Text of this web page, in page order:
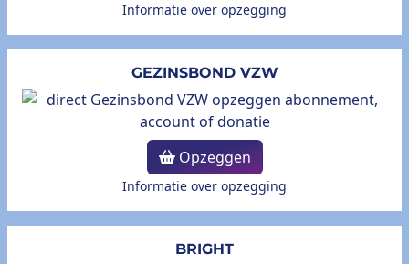
Informatie over opzegging
GEZINSBOND VZW
Opzeggen
Informatie over opzegging
BRIGHT